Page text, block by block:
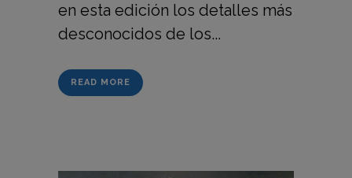
en esta edición los detalles más
desconocidos de los...
READ MORE